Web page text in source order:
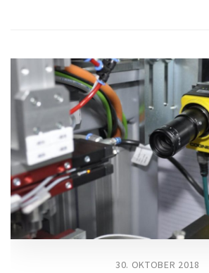
30. OKTOBER 2018